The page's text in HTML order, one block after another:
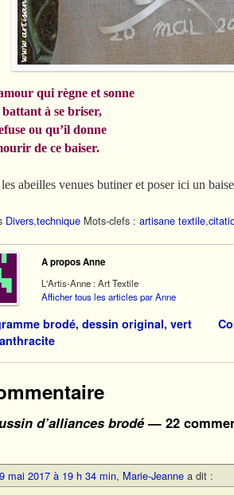
qui règne et sonne
à se briser,
ou qu’il donne
de ce baiser.
abeilles venues butiner et poser ici un
Divers,technique Mots-clefs : artisane textile,
A propos Anne
L'Artis-Anne : Art Textile
Afficher tous les articles par Anne
des articles
brodé, dessin original, vert
d’alliances brodé— 22
9 mai 2017 à 19 h 34 min, Marie-Jeanne a dit :